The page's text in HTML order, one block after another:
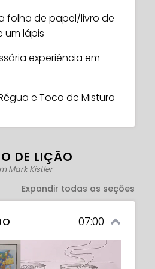
maravilhados
O que você está
nessa!
folha de papel/livro de
um lápis
experiência em
e Toco de Mistura
DE LIÇÃO
Mark Kistler
Expandir todas as seções
07:00